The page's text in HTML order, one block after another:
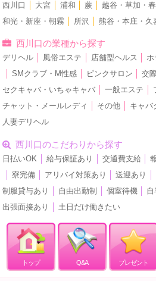
西川口 大宮 浦和 蕨 越谷・草加・
和光・新座・朝霧
所沢 熊谷・本庄・久
西川口の業種から探す
デリヘル 風俗エステ 店舗型ヘルス ホ
SMクラブ・M性感 ピンクサロン 交
セクキャバ・いちゃキャバ
一般エステ
チャット・メールレディ
その他 キャバ
人妻デリヘル
西川口のこだわりから探す
日払いOK 給与保証あり 交通費支給
寮完備 アリバイ対策あり 送迎あり
制服貸与あり
自由出勤制 個室待機 自
出張面接あり
土日だけ働きたい
トップ Q&A プレゼント